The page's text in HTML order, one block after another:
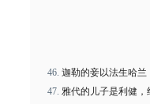
迦勒的妾以法生哈兰
雅代的儿子是利健，